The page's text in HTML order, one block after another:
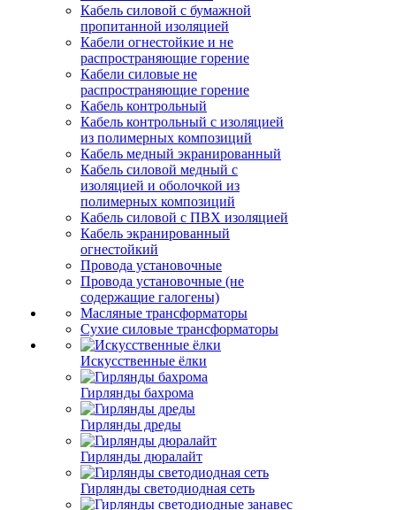
Кабель силовой с бумажной
пропитанной изоляцией
Кабели огнестойкие и не
распространяющие горение
Кабели силовые не
распространяющие горение
Кабель контрольный
Кабель контрольный с изоляцией
из полимерных композиций
Кабель медный экранированный
Кабель силовой медный с
изоляцией и оболочкой из
полимерных композиций
Кабель силовой с ПВХ изоляцией
Кабель экранированный
огнестойкий
Провода установочные
Провода установочные (не
содержащие галогены)
Масляные трансформаторы
Сухие силовые трансформаторы
Искусственные ёлки
Гирлянды бахрома
Гирлянды дреды
Гирлянды дюралайт
Гирлянды светодиодная сеть